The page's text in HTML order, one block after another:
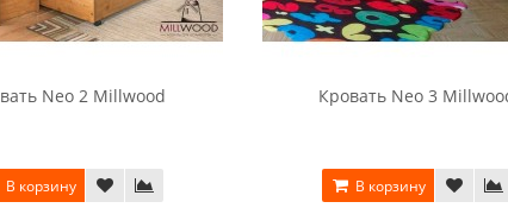
Neo 2 Millwood
В корзину
Кровать Neo 3
В корзину